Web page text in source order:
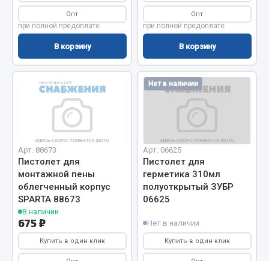
Автолампы
Блоки реле и предохранителей
Вилки нагрузочные
Выключатели и переключатели клавишные
Выключатели кнопочные
Выключатель массы
Изолента
Показать ещё
Весь раздел
Запчасти на полуприцепы
Амортизаторы для полуприцепов
Весь раздел
Опт
при полной предоплате
В корзину
Опт
при полной предоплате
В корзину
Арт. 88673
Пистолет для
монтажной пены
облегченный корпус
SPARTA 88673
В наличии
675 ₽
Купить в один клик
Нет в наличии
Арт. 06625
Пистолет для
герметика 310мл
полуоткрытый ЗУБР
06625
Нет в наличии
Купить в один клик